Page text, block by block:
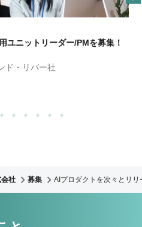
ユニットリーダー/PMを募集！
ド・リバー社
社 募集 AIプロダクトを次々とリ